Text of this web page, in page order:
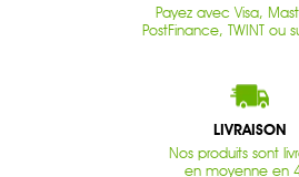
Payez avec Visa,
PostFinance, TWINT ou
LIVRAISON
Nos produits sont
en moyenne en